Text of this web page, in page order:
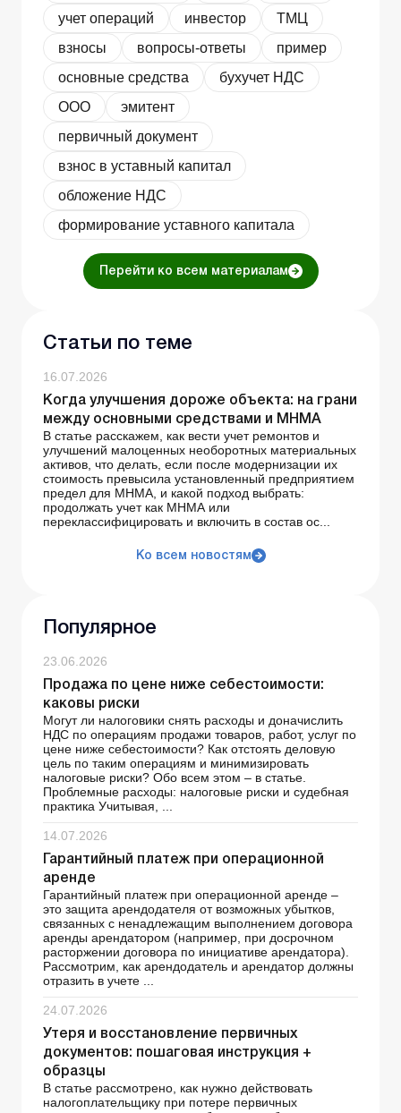
учет операций
инвестор
ТМЦ
взносы
вопросы-ответы
пример
основные средства
бухучет НДС
ООО
эмитент
первичный документ
взнос в уставный капитал
обложение НДС
формирование уставного капитала
Перейти ко всем материалам
Статьи по теме
16.07.2026
Когда улучшения дороже объекта: на грани
между основными средствами и МНМА
В статье расскажем, как вести учет ремонтов и
улучшений малоценных необоротных материальных
активов, что делать, если после модернизации их
стоимость превысила установленный предприятием
предел для МНМА, и какой подход выбрать:
продолжать учет как МНМА или
переклассифицировать и включить в состав ос...
Ко всем новостям
Популярное
23.06.2026
Продажа по цене ниже себестоимости:
каковы риски
Могут ли налоговики снять расходы и доначислить
НДС по операциям продажи товаров, работ, услуг по
цене ниже себестоимости? Как отстоять деловую
цель по таким операциям и минимизировать
налоговые риски? Обо всем этом – в статье.
Проблемные расходы: налоговые риски и судебная
практика Учитывая, ...
14.07.2026
Гарантийный платеж при операционной
аренде
Гарантийный платеж при операционной аренде –
это защита арендодателя от возможных убытков,
связанных с ненадлежащим выполнением договора
аренды арендатором (например, при досрочном
расторжении договора по инициативе арендатора).
Рассмотрим, как арендодатель и арендатор должны
отразить в учете ...
24.07.2026
Утеря и восстановление первичных
документов: пошаговая инструкция +
образцы
В статье рассмотрено, как нужно действовать
налогоплательщику при потере первичных